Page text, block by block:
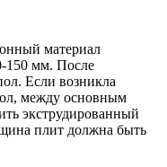
материал
150 мм. После
Если возникла
между основным
экструдированный
плит должна быть